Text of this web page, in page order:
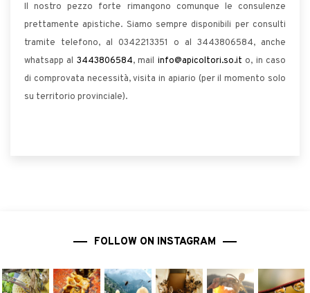
Il nostro pezzo forte rimangono comunque le consulenze
prettamente apistiche. Siamo sempre disponibili per consulti
tramite telefono, al 0342213351 o al 3443806584, anche
whatsapp al 3443806584, mail info@apicoltori.so.it o, in caso
di comprovata necessità, visita in apiario (per il momento solo
su territorio provinciale).
FOLLOW ON INSTAGRAM